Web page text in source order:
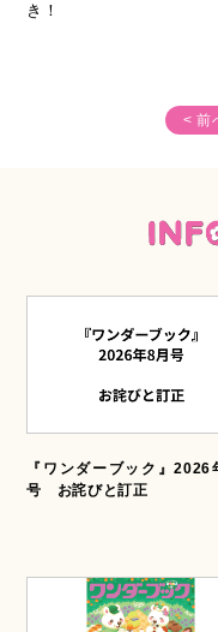
き！
< 前
『ワンダーブック』2026
号 お詫びと訂正